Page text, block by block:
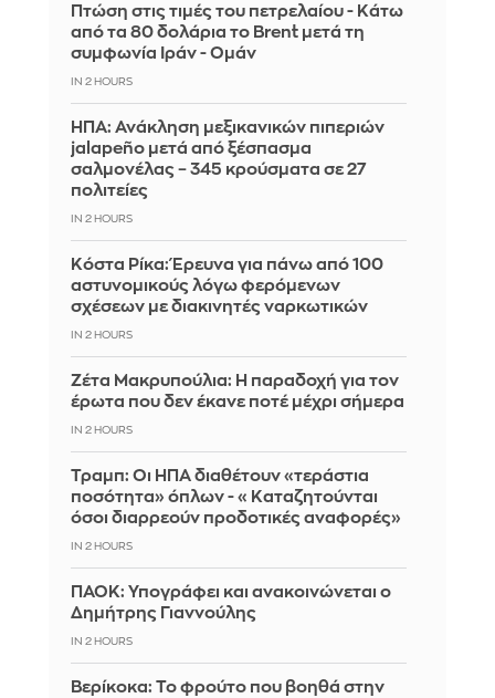
Πτώση στις τιμές του πετρελαίου - Κάτω
από τα 80 δολάρια το Brent μετά τη
συμφωνία Ιράν - Ομάν
IN 2 HOURS
ΗΠΑ: Ανάκληση μεξικανικών πιπεριών
jalapeño μετά από ξέσπασμα
σαλμονέλας – 345 κρούσματα σε 27
πολιτείες
IN 2 HOURS
Κόστα Ρίκα: Έρευνα για πάνω από 100
αστυνομικούς λόγω φερόμενων
σχέσεων με διακινητές ναρκωτικών
IN 2 HOURS
Ζέτα Μακρυπούλια: Η παραδοχή για τον
έρωτα που δεν έκανε ποτέ μέχρι σήμερα
IN 2 HOURS
Τραμπ: Οι ΗΠΑ διαθέτουν «τεράστια
ποσότητα» όπλων - «Καταζητούνται
όσοι διαρρεούν προδοτικές αναφορές»
IN 2 HOURS
ΠΑΟΚ: Υπογράφει και ανακοινώνεται ο
Δημήτρης Γιαννούλης
IN 2 HOURS
Βερίκοκα: Το φρούτο που βοηθά στην